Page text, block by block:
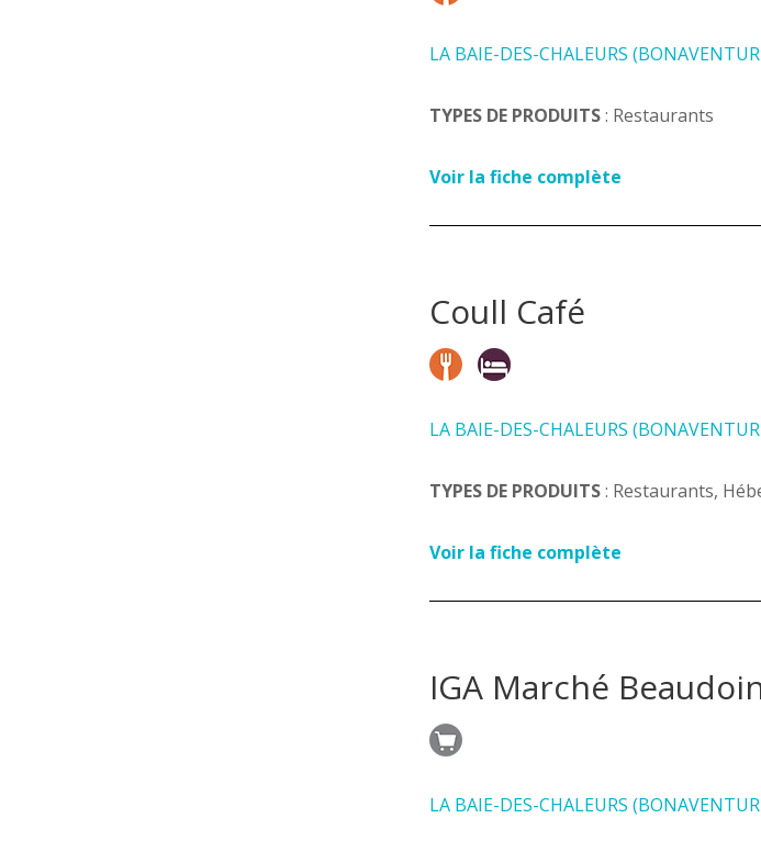
LA BAIE-DES-CHALEURS
TYPES DE PRODUITS: Restaurants
Voir la fiche complète
Coull Café
LA BAIE-DES-CHALEURS
TYPES DE PRODUITS: Restaurants,
Voir la fiche complète
IGA Marché
LA BAIE-DES-CHALEURS